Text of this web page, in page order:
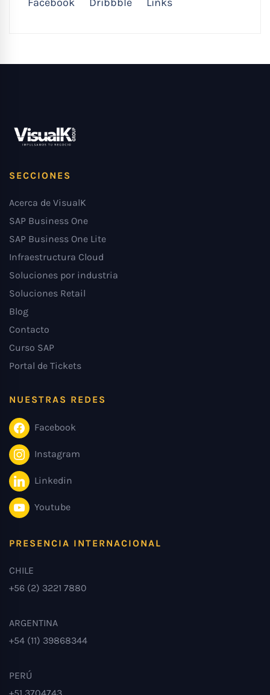
SECCIONES
Acerca de VisualK
SAP Business One
SAP Business One Lite
Infraestructura Cloud
Soluciones por industria
Soluciones Retail
Blog
Contacto
Curso SAP
Portal de Tickets
NUESTRAS REDES
Facebook
Instagram
Linkedin
Youtube
PRESENCIA INTERNACIONAL
CHILE
+56 (2) 3221 7880
ARGENTINA
+54 (11) 39868344
PERÚ